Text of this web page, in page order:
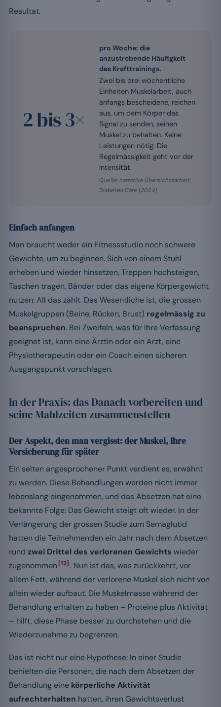
Resultat.
2 bis 3×
pro Woche: die
anzustrebende Häufigkeit
des Krafttrainings.
Zwei bis drei wöchentliche
Einheiten Muskelarbeit, auch
anfangs bescheidene, reichen
aus, um dem Körper das
Signal zu senden, seinen
Muskel zu behalten. Keine
Leistungen nötig: Die
Regelmässigkeit geht vor der
Intensität.
Quelle: narrative Übersichtsarbeit,
Diabetes Care (2024)
Einfach anfangen
Man braucht weder ein Fitnessstudio noch schwere
Gewichte, um zu beginnen. Sich von einem Stuhl
erheben und wieder hinsetzen, Treppen hochsteigen,
Taschen tragen, Bänder oder das eigene Körpergewicht
nutzen: All das zählt. Das Wesentliche ist, die grossen
Muskelgruppen (Beine, Rücken, Brust) regelmässig zu
beanspruchen. Bei Zweifeln, was für Ihre Verfassung
geeignet ist, kann eine Ärztin oder ein Arzt, eine
Physiotherapeutin oder ein Coach einen sicheren
Ausgangspunkt vorschlagen.
In der Praxis: das Danach vorbereiten und
seine Mahlzeiten zusammenstellen
Der Aspekt, den man vergisst: der Muskel, Ihre
Versicherung für später
Ein selten angesprochener Punkt verdient es, erwähnt
zu werden. Diese Behandlungen werden nicht immer
lebenslang eingenommen, und das Absetzen hat eine
bekannte Folge: Das Gewicht steigt oft wieder. In der
Verlängerung der grossen Studie zum Semaglutid
hatten die Teilnehmenden ein Jahr nach dem Absetzen
rund zwei Drittel des verlorenen Gewichts wieder
zugenommen[12]. Nun ist das, was zurückkehrt, vor
allem Fett, während der verlorene Muskel sich nicht von
allein wieder aufbaut. Die Muskelmasse während der
Behandlung erhalten zu haben – Proteine plus Aktivität
– hilft, diese Phase besser zu durchstehen und die
Wiederzunahme zu begrenzen.
Das ist nicht nur eine Hypothese: In einer Studie
behielten die Personen, die nach dem Absetzen der
Behandlung eine körperliche Aktivität
aufrechterhalten hatten, ihren Gewichtsverlust